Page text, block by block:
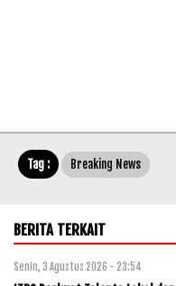
Tag : Breaking News
BERITA TERKAIT
Senin, 3 Agustus 2026 - 23:54